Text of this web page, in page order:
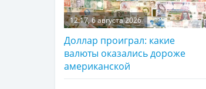
12:17, 6 августа 2026
Доллар проиграл: какие
валюты оказались дороже
американской